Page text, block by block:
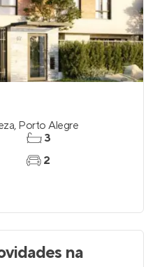
, Porto Alegre
3
2
na